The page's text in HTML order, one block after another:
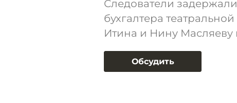
Следователи
бухгалтера
Итина и Нину
Обсудить